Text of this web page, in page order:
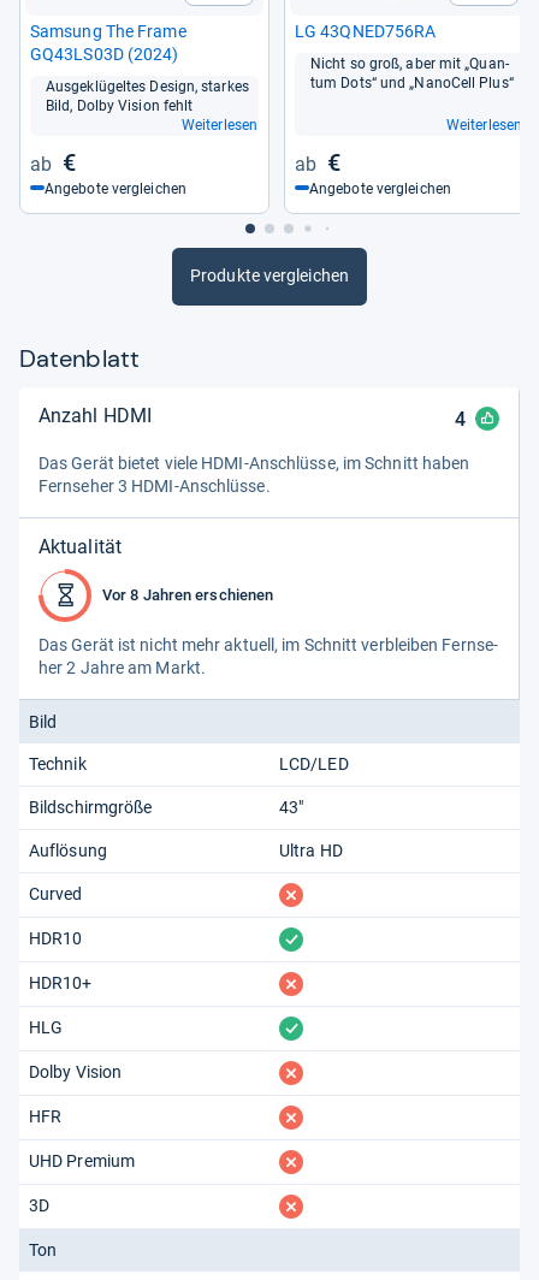
Sam­sung The Frame
GQ43LS03D (2024)
Aus­ge­klü­gel­tes Design, star­kes
Bild, Dolby Vision fehlt
Weiterlesen
€
Angebote vergleichen
LG 43QNED756RA
Nicht so groß, aber mit „Quan­
tum Dots“ und „Nano­Cell Plus“
Weiterlesen
€
Angebote vergleichen
Produkte vergleichen
Datenblatt
Anzahl HDMI 4
Das Gerät bie­tet viele HDMI-​Anschlüsse, im Schnitt haben
Fern­se­her 3 HDMI-​Anschlüsse.
Aktualität
Vor 8 Jahren erschienen
Das Gerät ist nicht mehr aktu­ell, im Schnitt ver­blei­ben Fern­se­
her 2 Jahre am Markt.
Bild
Technik LCD/LED
Bildschirmgröße 43"
Auflösung Ultra HD
Curved fehlt
HDR10 vorhanden
HDR10+ fehlt
HLG vorhanden
Dolby Vision fehlt
HFR fehlt
UHD Premium fehlt
3D fehlt
Ton